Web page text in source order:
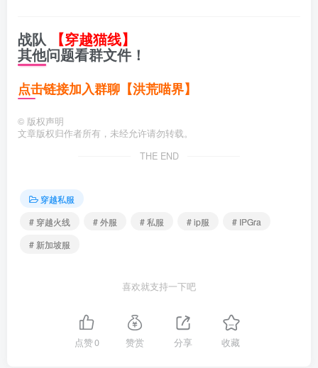
战队 【穿越猫线】
其他问题看群文件！
点击链接加入群聊【洪荒喵界】
© 版权声明
文章版权归作者所有，未经允许请勿转载。
THE END
穿越私服
# 穿越火线
# 外服 # 私服 # ip服
# IPGra
# 新加坡服
喜欢就支持一下吧
点赞0 赞赏 分享 收藏